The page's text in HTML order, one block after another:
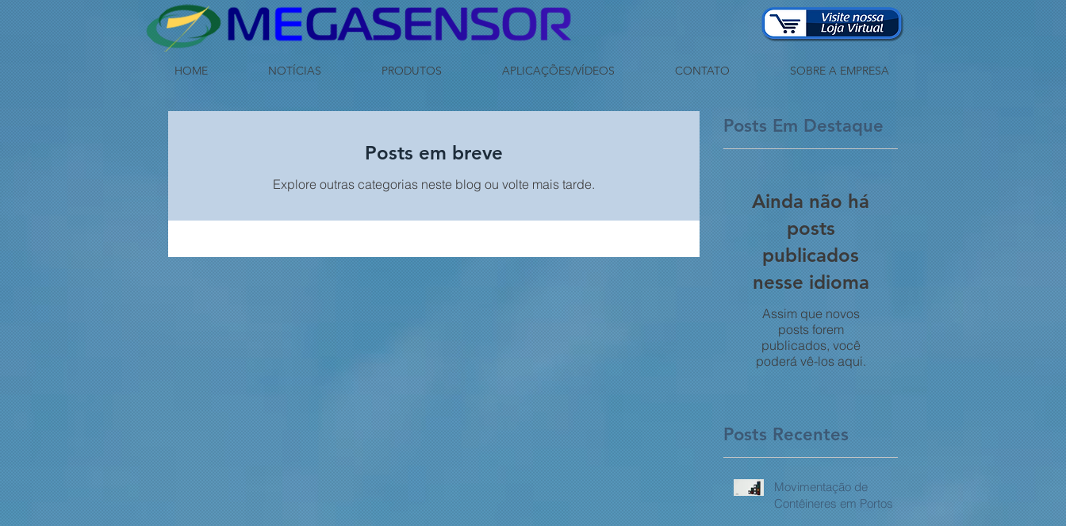
HOME NOTÍCIAS PRODUTOS APLICAÇÕES/VÍDEOS CONTATO SOBRE A EMPRESA
Posts em breve
Explore outras categorias neste blog ou volte mais tarde.
Posts Em Destaque
Ainda não há
posts
publicados
nesse idioma
Assim que novos
posts forem
publicados, você
poderá vê-los aqui.
Posts Recentes
Movimentação de
Contêineres em Portos